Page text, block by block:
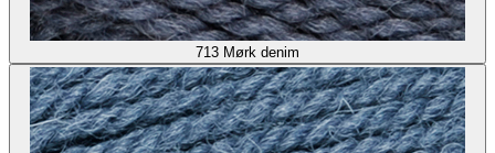
713 Mørk denim